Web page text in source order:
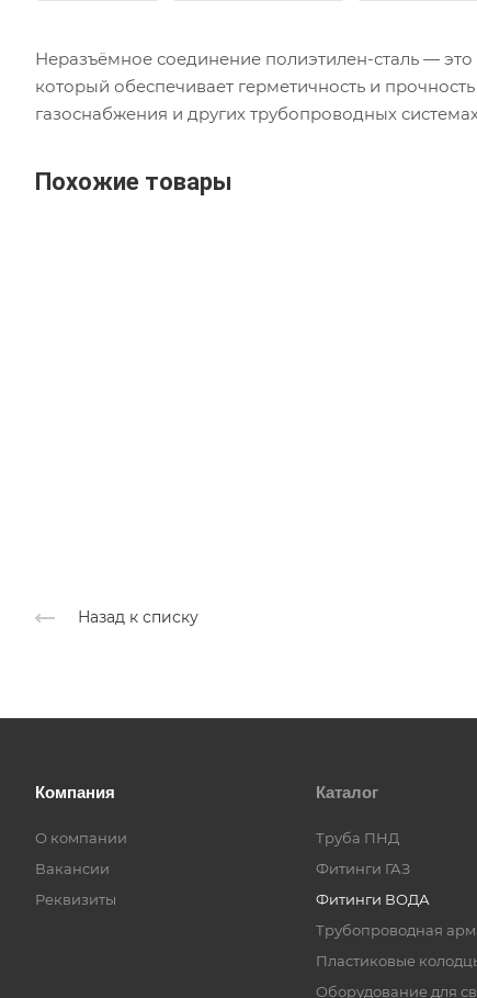
Неразъёмное соединение полиэтилен-сталь —
который обеспечивает герметичность и
газоснабжения и других трубопроводных
Похожие товары
Назад к списку
Компания
О компании
Вакансии
Реквизиты
Каталог
Труба ПНД
Фитинги ГАЗ
Фитинги ВОДА
Трубопроводная
Пластиковые
Оборудование для